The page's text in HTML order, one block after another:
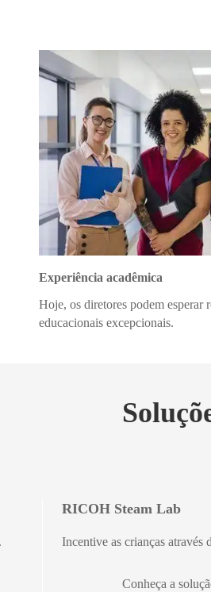
Experiência acadêmica
Hoje, os diretores podem esperar
educacionais excepcionais.
RICOH Steam Lab
Incentive as crianças através
Conheça a